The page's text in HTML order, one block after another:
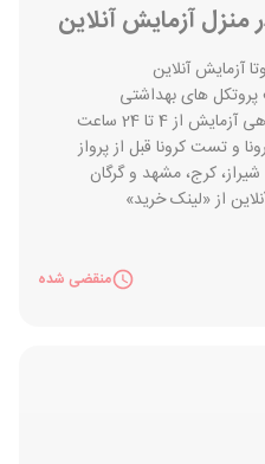
آزمایش آنلاین
های بهداشتی
از 4 تا 24 ساعت
کرج، مشهد و گرگان
از «لینک خرید»
منقضی شده